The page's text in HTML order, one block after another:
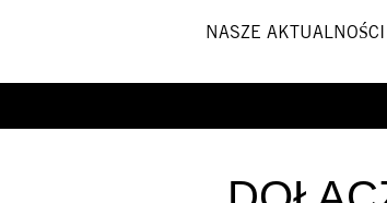
NASZE AKTUALNOŚCI